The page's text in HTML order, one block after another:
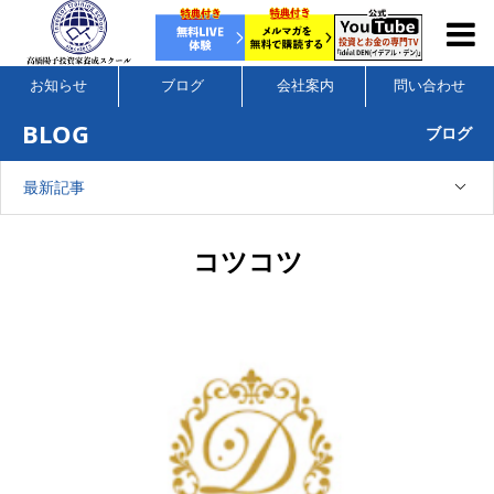
お知らせ ブログ 会社案内 問い合わせ
BLOG ブログ
最新記事
コツコツ